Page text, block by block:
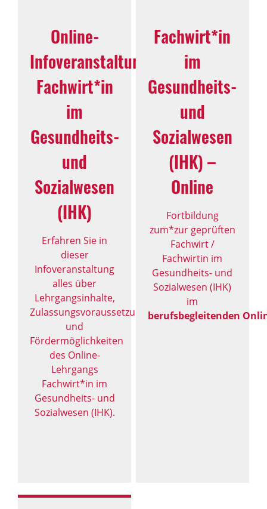
Online-
Infoveranstaltung:
Fachwirt*in
im
Gesundheits-
und
Sozialwesen
(IHK)
Erfahren Sie in
dieser
Infoveranstaltung
alles über
Lehrgangsinhalte,
Zulassungsvoraussetzungen,
und
Fördermöglichkeiten
des Online-
Lehrgangs
Fachwirt*in im
Gesundheits- und
Sozialwesen (IHK).
Fachwirt*in
im
Gesundheits-
und
Sozialwesen
(IHK) –
Online
Fortbildung
zum*zur geprüften
Fachwirt /
Fachwirtin im
Gesundheits- und
Sozialwesen (IHK)
im
berufsbegleitenden